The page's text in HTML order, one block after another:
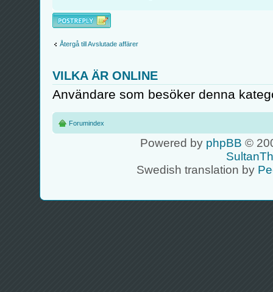
Besvara
Återgå till Avslutade affärer
VILKA ÄR ONLINE
Användare som besöker denna
Forumindex
Powered by phpBB ©
Swedish translation by